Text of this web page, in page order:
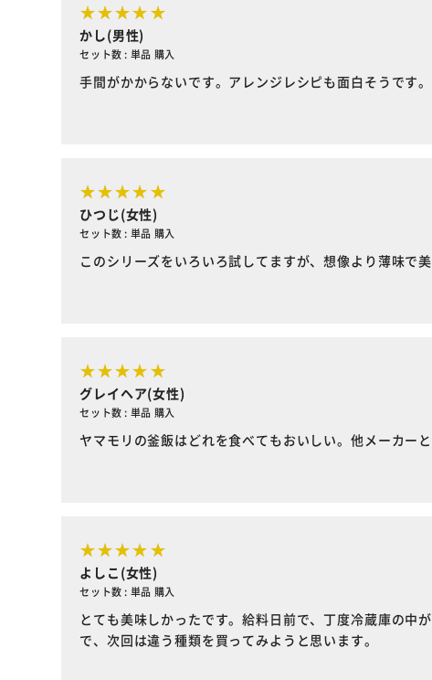
かし(男性)
セット数 : 単品 購入
手間がかからないです。アレンジレシピも面白そうです。
ひつじ(女性)
セット数 : 単品 購入
このシリーズをいろいろ試してますが、想像より薄味で
グレイヘア(女性)
セット数 : 単品 購入
ヤマモリの釜飯はどれを食べてもおいしい。他メーカー
よしこ(女性)
セット数 : 単品 購入
とても美味しかったです。給料日前で、丁度冷蔵庫の中
で、次回は違う種類を買ってみようと思います。